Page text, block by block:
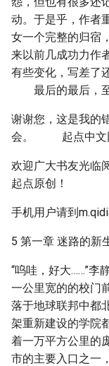
动。于是乎，作者
女一个完整的归宿
来以前几成功力作
有些变化，写差了
最后的最后，至
谢谢您，这是我的
会。 起点中文
欢迎广大书友光临
起点原创！
手机用户请到
5 第一章 迷路的新
“呜哇，好大……”李
一公里宽的的校门
落于地球联邦中都
架重新建设的学院
着一万平方公里的
市的主要入口之一